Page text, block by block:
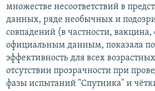
множестве несоответствий в
данных, ряде необычных и
совпадений (в частности, вакцина,
официальным данным, показала
эффективность для всех
отсутствии прозрачности при
фазы испытаний "Спутника" и